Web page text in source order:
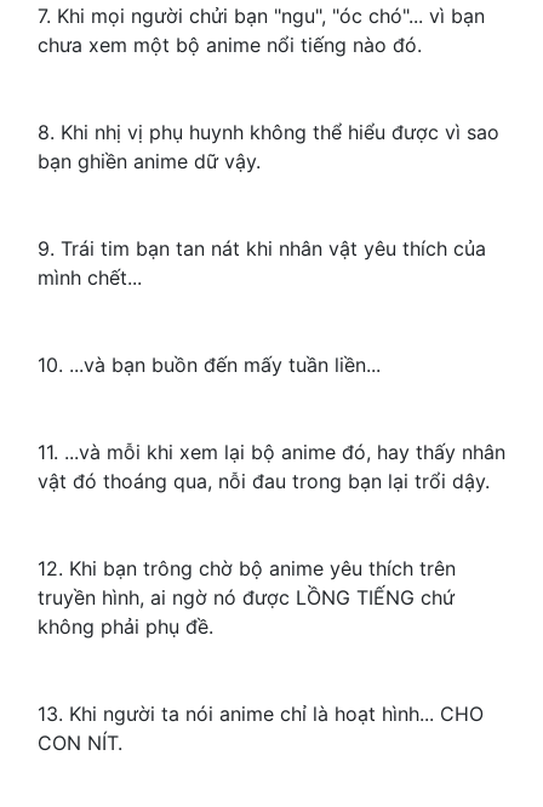
7. Khi mọi người chửi bạn "ngu", "óc chó"... vì bạn
chưa xem một bộ anime nổi tiếng nào đó.
8. Khi nhị vị phụ huynh không thể hiểu được vì sao
bạn ghiền anime dữ vậy.
9. Trái tim bạn tan nát khi nhân vật yêu thích của
mình chết...
10. ...và bạn buồn đến mấy tuần liền...
11. ...và mỗi khi xem lại bộ anime đó, hay thấy nhân
vật đó thoáng qua, nỗi đau trong bạn lại trổi dậy.
12. Khi bạn trông chờ bộ anime yêu thích trên
truyền hình, ai ngờ nó được LỒNG TIẾNG chứ
không phải phụ đề.
13. Khi người ta nói anime chỉ là hoạt hình... CHO
CON NÍT.